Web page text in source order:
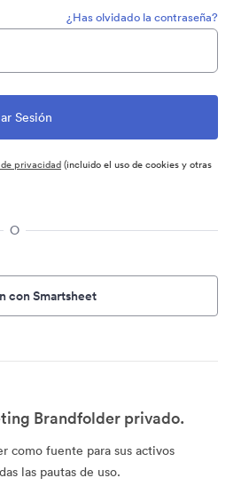
¿Has olvidado la contraseña?
privacidad(incluido el uso de cookies y otras
O
con Smartsheet
Brandfolder privado.
como fuente para sus activos
las pautas de uso.